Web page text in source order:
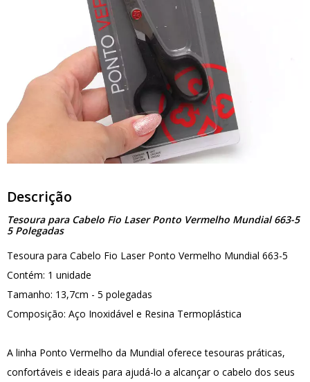
Descrição
Tesoura para Cabelo Fio Laser Ponto Vermelho Mundial 663-5
5 Polegadas
Tesoura para Cabelo Fio Laser Ponto Vermelho Mundial 663-5
Contém: 1 unidade
Tamanho: 13,7cm - 5 polegadas
Composição: Aço Inoxidável e Resina Termoplástica
A linha Ponto Vermelho da Mundial oferece tesouras práticas,
confortáveis e ideais para ajudá-lo a alcançar o cabelo dos seus